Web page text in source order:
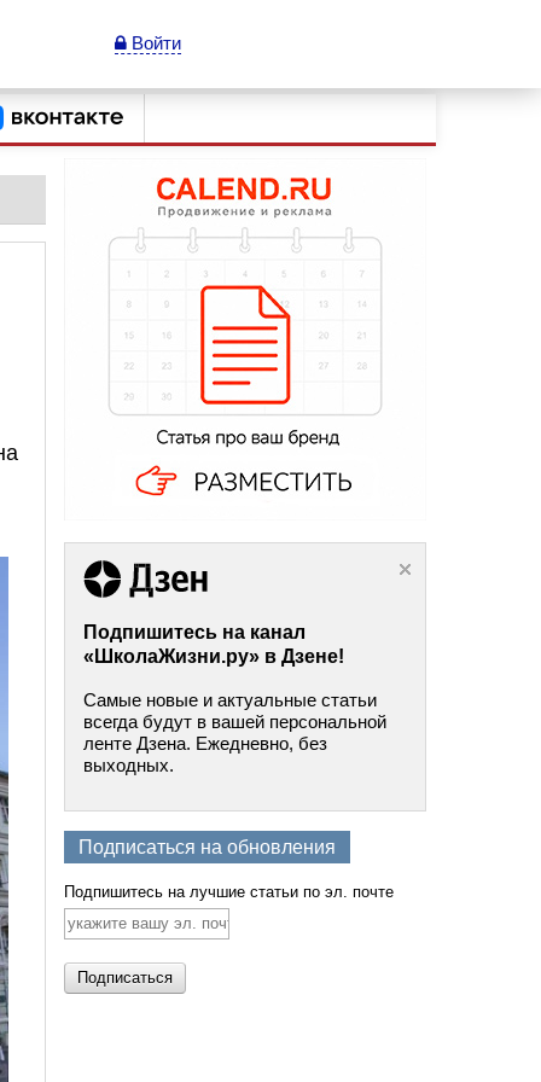
Войти
Подпишитесь на канал
«ШколаЖизни.ру» в Дзене!
Самые новые и актуальные статьи
всегда будут в вашей персональной
ленте Дзена. Ежедневно, без
выходных.
Подписаться на обновления
Подпишитесь на лучшие статьи по эл. почте